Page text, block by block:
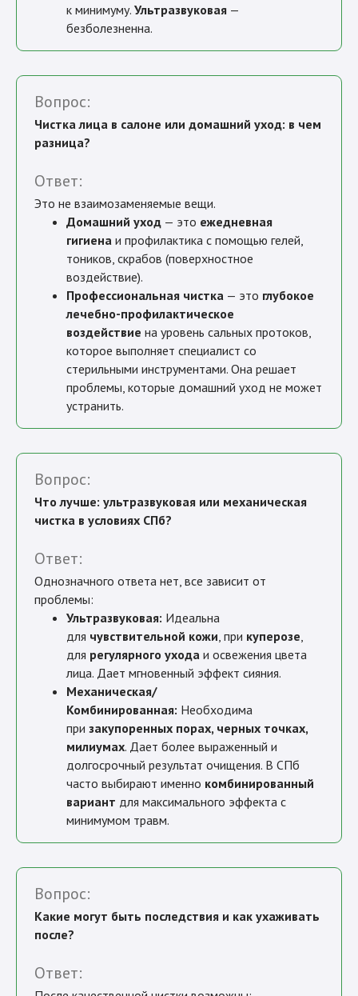
к минимуму. Ультразвуковая —
безболезненна.
Вопрос:
Чистка лица в салоне или домашний уход: в чем
разница?
Ответ:
Это не взаимозаменяемые вещи.
Домашний уход — это ежедневная
гигиена и профилактика с помощью гелей,
тоников, скрабов (поверхностное
воздействие).
Профессиональная чистка — это глубокое
лечебно-профилактическое
воздействие на уровень сальных протоков,
которое выполняет специалист со
стерильными инструментами. Она решает
проблемы, которые домашний уход не может
устранить.
Вопрос:
Что лучше: ультразвуковая или механическая
чистка в условиях СПб?
Ответ:
Однозначного ответа нет, все зависит от
проблемы:
Ультразвуковая: Идеальна
для чувствительной кожи , при куперозе
для регулярного ухода и освежения цвета
лица. Дает мгновенный эффект сияния.
Механическая/
Комбинированная: Необходима
при закупоренных порах, черных точках,
милиумах. Дает более выраженный и
долгосрочный результат очищения. В СПб
часто выбирают именно комбинированный
вариант для максимального эффекта с
минимумом травм.
Вопрос:
Какие могут быть последствия и как ухаживать
после?
Ответ: